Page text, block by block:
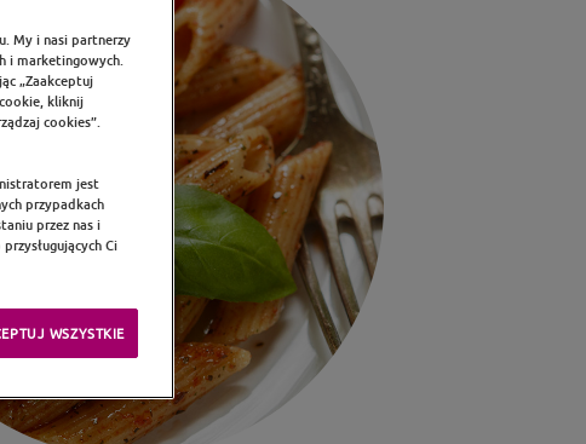
My i nasi partnerzy
i marketingowych.
„Zaakceptuj
kliknij
cookies”.
jest
przypadkach
przez nas i
Ci
WSZYSTKIE